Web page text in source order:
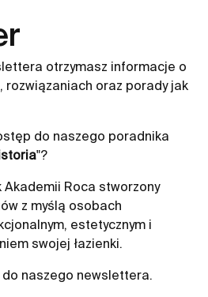
otrzymasz informacje o
rozwiązaniach oraz porady jak
do naszego poradnika
"?
Akademii Roca stworzony
z myślą osobach
estetycznym i
swojej łazienki.
naszego newslettera.